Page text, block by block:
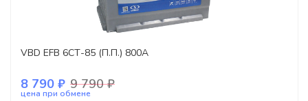
VBD EFB 6СТ-85 (П.П.) 800А
8 790 ₽ 9 790 ₽
цена при обмене